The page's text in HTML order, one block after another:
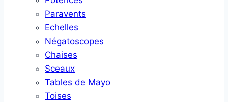
Paravents
Echelles
Négatoscopes
Chaises
Sceaux
Tables de Mayo
Toises